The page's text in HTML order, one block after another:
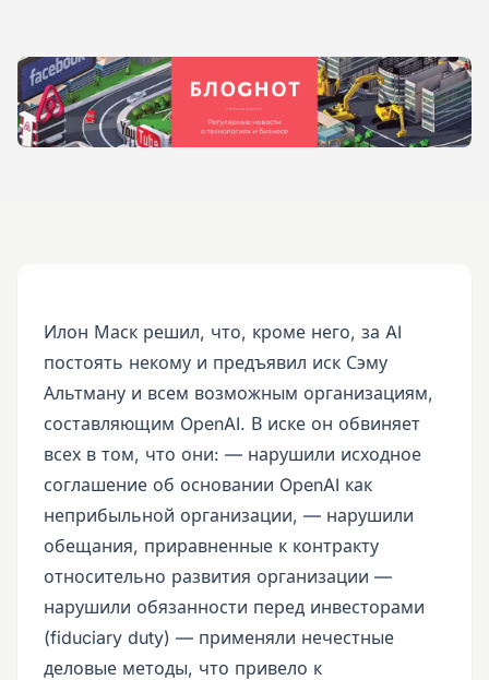
Илон Маск решил, что, кроме него, за AI
постоять некому и предъявил иск Сэму
Альтману и всем возможным организациям,
составляющим OpenAI. В иске он обвиняет
всех в том, что они: — нарушили исходное
соглашение об основании OpenAI как
неприбыльной организации, — нарушили
обещания, приравненные к контракту
относительно развития организации —
нарушили обязанности перед инвесторами
(fiduciary duty) — применяли нечестные
деловые методы, что привело к